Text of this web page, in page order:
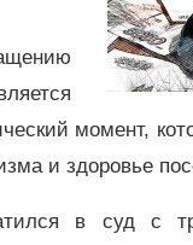
момент,
и здоровье
в суд с